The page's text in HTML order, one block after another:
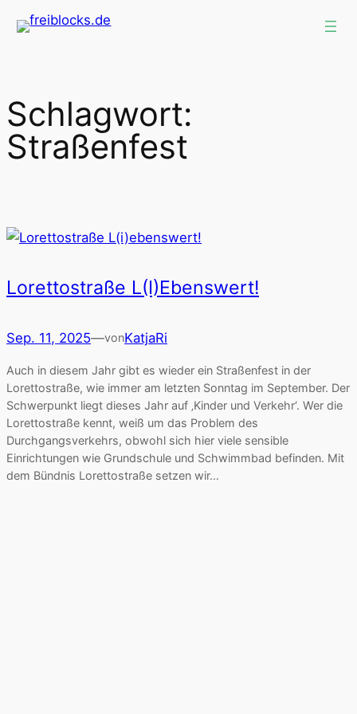
Zum
Inhalt
Schlagwort:
Straßenfest
Lorettostraße L(i)ebenswert!
Sep. 11, 2025—vonKatjaRi
Auch in diesem Jahr gibt es wieder ein Straßenfest in der
Lorettostraße, wie immer am letzten Sonntag im September. Der
Schwerpunkt liegt dieses Jahr auf ‚Kinder und Verkehr‘. Wer die
Lorettostraße kennt, weiß um das Problem des
Durchgangsverkehrs, obwohl sich hier viele sensible
Einrichtungen wie Grundschule und Schwimmbad befinden. Mit
dem Bündnis Lorettostraße setzen wir…